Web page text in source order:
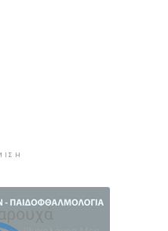
αποφάσισαν να